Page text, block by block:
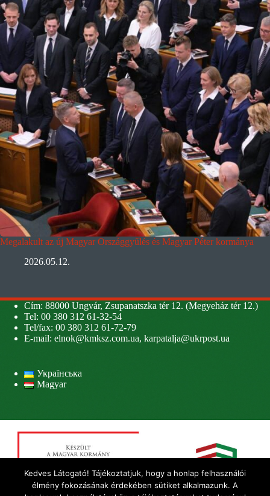
Megalakult az új Magyar Országgyűlés és Magyar Péter kormánya
2026.05.12.
Cím: 88000 Ungvár, Zsupanatszka tér 12. (Megyeház tér 12.)
Tel: 00 380 312 61-32-54
Tel/fax: 00 380 312 61-72-79
E-mail: elnok@kmksz.com.ua, karpatalja@ukrpost.ua
Українська
Magyar
Kedves Látogató! Tájékoztatjuk, hogy a honlap felhasználói
élmény fokozásának érdekében sütiket alkalmazunk. A